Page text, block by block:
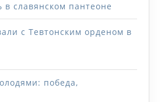
в славянском пантеоне
с Тевтонским орденом в
победа,